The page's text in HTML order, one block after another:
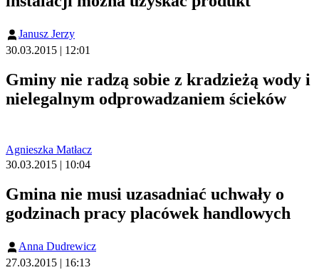
Janusz Jerzy
30.03.2015 | 12:01
Gminy nie radzą sobie z kradzieżą wody i
nielegalnym odprowadzaniem ścieków
Agnieszka Matłacz
30.03.2015 | 10:04
Gmina nie musi uzasadniać uchwały o
godzinach pracy placówek handlowych
Anna Dudrewicz
27.03.2015 | 16:13